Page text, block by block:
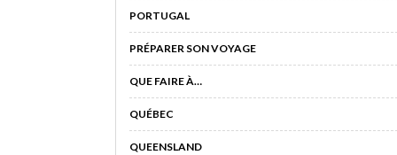
PORTUGAL
PRÉPARER SON VOYAGE
QUE FAIRE À…
QUÉBEC
QUEENSLAND